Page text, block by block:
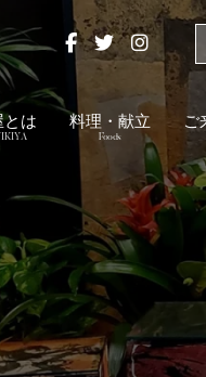
とは 料理・献立
Foods
ご